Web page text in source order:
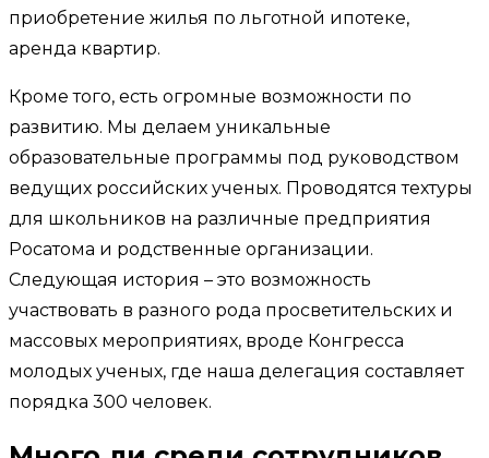
приобретение жилья по льготной ипотеке,
аренда квартир.
Кроме того, есть огромные возможности по
развитию. Мы делаем уникальные
образовательные программы под руководством
ведущих российских ученых. Проводятся техтуры
для школьников на различные предприятия
Росатома и родственные организации.
Следующая история – это возможность
участвовать в разного рода просветительских и
массовых мероприятиях, вроде Конгресса
молодых ученых, где наша делегация составляет
порядка 300 человек.